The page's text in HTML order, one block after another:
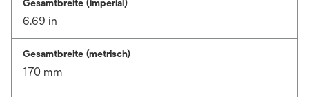
Gesamtbreite (imperial)
6.69 in
Gesamtbreite (metrisch)
170 mm